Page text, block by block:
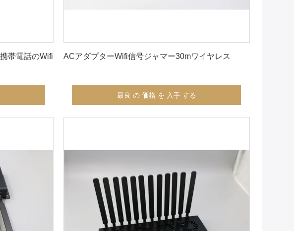
帯電話のWifi
ACアダプターWifi信号ジャマー30mワイヤレス
最良 の 価格 を 入手 する